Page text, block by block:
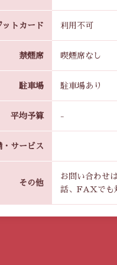
ットカード 利用不可
禁煙席 喫煙席なし
駐車場 駐車場あり
平均予算 -
・サービス
その他
お問い合わせ
話、FAXでも